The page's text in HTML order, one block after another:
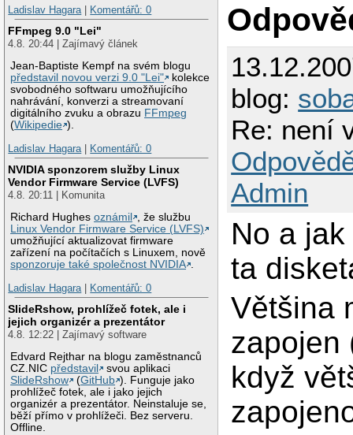
Ladislav Hagara| Komentářů: 0
FFmpeg 9.0 "Lei"
4.8. 20:44 | Zajímavý článek
Jean-Baptiste Kempf na svém blogu
představil novou verzi 9.0 "Lei"
kolekce
svobodného softwaru umožňujícího
nahrávání, konverzi a streamovaní
digitálního zvuku a obrazu FFmpeg
(Wikipedie ).
Ladislav Hagara| Komentářů: 0
NVIDIA sponzorem služby Linux
Vendor Firmware Service (LVFS)
4.8. 20:11 | Komunita
Richard Hughesoznámil
, že službu
Linux Vendor Firmware Service (LVFS)
umožňující aktualizovat firmware
zařízení na počítačích s Linuxem, nově
sponzoruje také společnost NVIDIA .
Ladislav Hagara| Komentářů: 0
SlideRshow, prohlížeč fotek, ale i
jejich organizér a prezentátor
4.8. 12:22 | Zajímavý software
Edvard Rejthar na blogu zaměstnanců
CZ.NIC představil
svou aplikaci
SlideRshow
(GitHub ). Funguje jako
prohlížeč fotek, ale i jako jejich
organizér a prezentátor. Neinstaluje se,
běží přímo v prohlížeči. Bez serveru.
Offline.
blog:
Re: není
Admin
No a
ta
Většina
zapojen
když